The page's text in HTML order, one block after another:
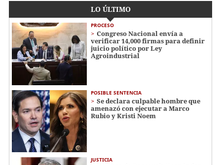
LO ÚLTIMO
PROCESO
Congreso Nacional envía a
verificar 14,000 firmas para definir
juicio político por Ley
Agroindustrial
POSIBLE SENTENCIA
Se declara culpable hombre que
amenazó con ejecutar a Marco
Rubio y Kristi Noem
JUSTICIA